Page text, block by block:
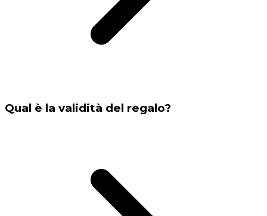
Qual è la validità del regalo?